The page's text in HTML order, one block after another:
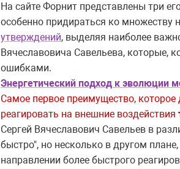
На сайте Форнит представлены три
особенно придираться ко множеству
утверждений, выделяя наиболее
Вячеславовича Савельева, которые,
ошибками.
Энергетический подход к эволюции
Самое первое преимущество,
реагировать на внешние воздействия
Сергей Вячеславович Савельев в
быстро", но несколько в другом
направлении более быстрого